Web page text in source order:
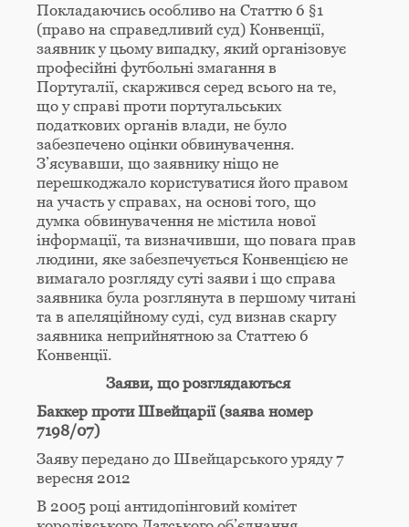
Покладаючись особливо на Статтю 6 §1
(право на справедливий суд) Конвенції,
заявник у цьому випадку, який організовує
професійні футбольні змагання в
Португалії, скаржився серед всього на те,
що у справі проти португальських
податкових органів влади, не було
забезпечено оцінки обвинувачення.
З’ясувавши, що заявнику ніщо не
перешкоджало користуватися його правом
на участь у справах, на основі того, що
думка обвинувачення не містила нової
інформації, та визначивши, що повага прав
людини, яке забезпечується Конвенцією не
вимагало розгляду суті заяви і що справа
заявника була розглянута в першому читані
та в апеляційному суді, суд визнав скаргу
заявника неприйнятною за Статтею 6
Конвенції.
Заяви, що розглядаються
Баккер проти Швейцарії (заява номер
7198/07)
Заяву передано до Швейцарського уряду 7
вересня 2012
В 2005 році антидопінговий комітет